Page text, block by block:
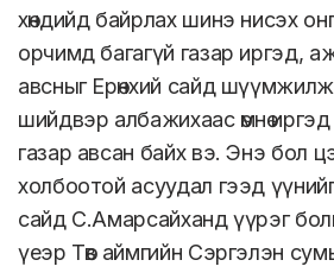
хөндийд байрлах шинэ нисэх
орчимд багагүй газар иргэд,
авсныг Ерөнхий сайд
шийдвэр албажихаас өмнө
газар авсан байх вэ. Энэ бол
холбоотой асуудал гээд
сайд С.Амарсайханд үүрэг
үеэр Төв аймгийн Сэргэлэн